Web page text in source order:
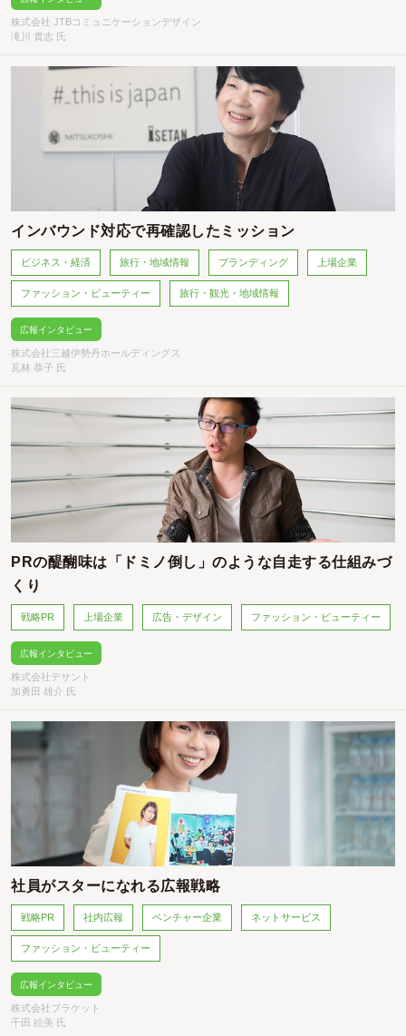
株式会社 JTBコミュニケーションデザイン
滝川 貴志 氏
インバウンド対応で再確認したミッション
ビジネス・経済 旅行・地域情報 ブランディング 上場企業
ファッション・ビューティー 旅行・観光・地域情報
広報インタビュー
株式会社三越伊勢丹ホールディングス
瓦林 恭子 氏
PRの醍醐味は「ドミノ倒し」のような自走する仕組みづ
くり
戦略PR 上場企業 広告・デザイン ファッション・ビューティー
広報インタビュー
株式会社デサント
加勇田 雄介 氏
社員がスターになれる広報戦略
戦略PR 社内広報 ベンチャー企業 ネットサービス
ファッション・ビューティー
広報インタビュー
株式会社ブラケット
千田 絵美 氏